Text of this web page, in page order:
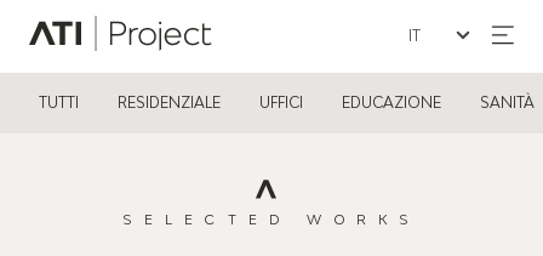
ATI Project
Seleziona la
SELECTED WORKS
TUTTI RESIDENZIALE UFFICI EDUCAZIONE SANITÀ